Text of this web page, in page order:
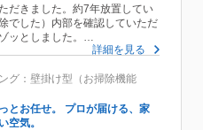
だきました。約7年放置してい
でした）内部を確認していただ
ッとしました。
安く、とても満足しています。
詳細を見る
グ：壁掛け型（お掃除機能
とお任せ。 プロが届ける、家
空気。